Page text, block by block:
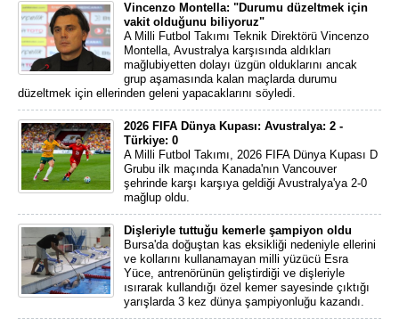
Vincenzo Montella: "Durumu düzeltmek için
vakit olduğunu biliyoruz"
A Milli Futbol Takımı Teknik Direktörü Vincenzo
Montella, Avustralya karşısında aldıkları
mağlubiyetten dolayı üzgün olduklarını ancak
grup aşamasında kalan maçlarda durumu
düzeltmek için ellerinden geleni yapacaklarını söyledi.
2026 FIFA Dünya Kupası: Avustralya: 2 -
Türkiye: 0
A Milli Futbol Takımı, 2026 FIFA Dünya Kupası D
Grubu ilk maçında Kanada'nın Vancouver
şehrinde karşı karşıya geldiği Avustralya'ya 2-0
mağlup oldu.
Dişleriyle tuttuğu kemerle şampiyon oldu
Bursa'da doğuştan kas eksikliği nedeniyle ellerini
ve kollarını kullanamayan milli yüzücü Esra
Yüce, antrenörünün geliştirdiği ve dişleriyle
ısırarak kullandığı özel kemer sayesinde çıktığı
yarışlarda 3 kez dünya şampiyonluğu kazandı.